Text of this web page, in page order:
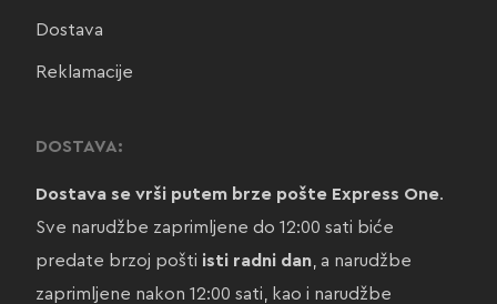
Dostava
Reklamacije
DOSTAVA:
Dostava se vrši putem brze pošte Express One.
Sve narudžbe zaprimljene do 12:00 sati biće
predate brzoj pošti isti radni dan, a narudžbe
zaprimljene nakon 12:00 sati, kao i narudžbe